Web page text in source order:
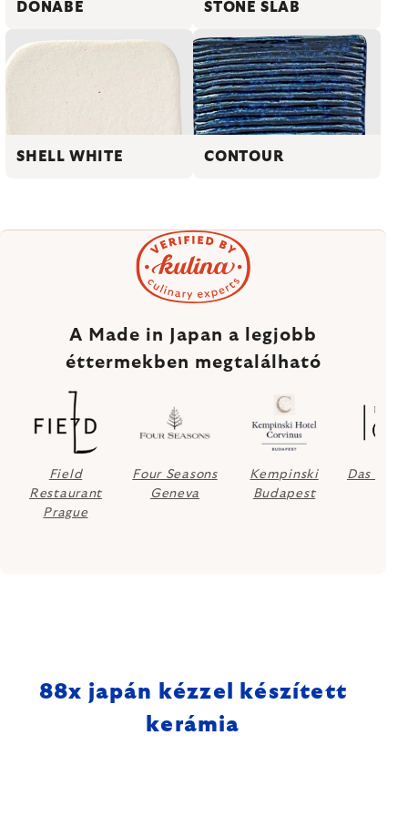
DONABE STONE SLAB
SHELL WHITE CONTOUR
A Made in Japan a legjobb
éttermekben megtalálható
Field
Restaurant
Prague
Four Seasons
Geneva
Kempinski
Budapest
Das Loft
88x japán kézzel készített
kerámia